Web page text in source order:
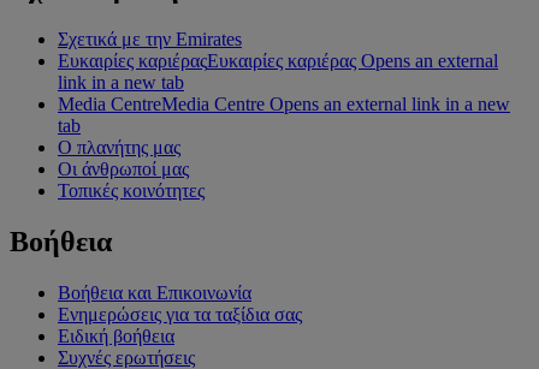
Σχετικά με την Emirates
Ευκαιρίες καριέραςΕυκαιρίες καριέρας Opens an external
link in a new tab
Media CentreMedia Centre Opens an external link in a new
tab
Ο πλανήτης μας
Οι άνθρωποί μας
Τοπικές κοινότητες
Βοήθεια
Βοήθεια και Επικοινωνία
Ενημερώσεις για τα ταξίδια σας
Ειδική βοήθεια
Συχνές ερωτήσεις